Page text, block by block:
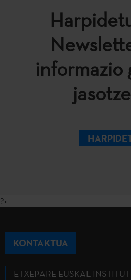
informazio
?>
KONTAKTUA
ETXEPARE EUSKAL